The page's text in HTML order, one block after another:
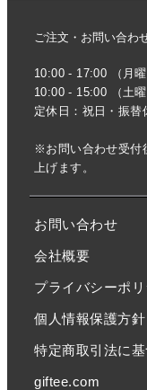
ご注文・お問い合わ
10:00 - 17:00 （月曜
10:00 - 15:00 （土曜
定休日：祝日・振替
※お問い合わせ受付
上げます。
お問い合わせ
会社概要
プライバシーポ
個人情報保護方針
特定商取引法に
giftee.com